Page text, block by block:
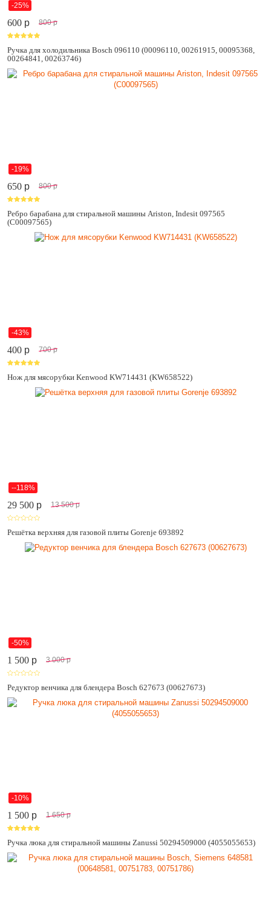
-25%
600 p 800 p
Ручка для холодильника Bosch 096110 (00096110, 00261915, 00095368,
00264841, 00263746)
-19%
650 p 800 p
Ребро барабана для стиральной машины Ariston, Indesit 097565
(C00097565)
-43%
400 p 700 p
Нож для мясорубки Kenwood KW714431 (KW658522)
--118%
29 500 p 13 500 p
Решётка верхняя для газовой плиты Gorenje 693892
-50%
1 500 p 3 000 p
Редуктор венчика для блендера Bosch 627673 (00627673)
-10%
1 500 p 1 650 p
Ручка люка для стиральной машины Zanussi 50294509000 (4055055653)